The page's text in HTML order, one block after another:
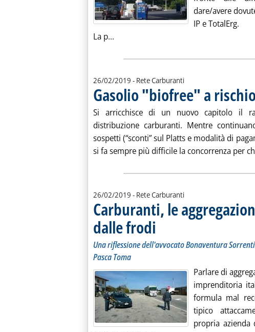
dare/avere
IP e TotalErg.
La p...
26/02/2019 - Rete Carburanti
Gasolio "biofree" a
Si arricchisce di un nuovo capitolo il
distribuzione carburanti. Mentre
sospetti (“sconti” sul Platts e modalità di
si fa sempre più difficile la concorrenza per
26/02/2019 - Rete Carburanti
Carburanti, le
dalle frodi . Sottotitolo: Una riflessione
. Pubblicata martedì 26 febbraio 2019
Una riflessione dell'avvocato Bonaventura
Pasca Toma
Parlare di
imprenditoria
formula mal
tipico
propria